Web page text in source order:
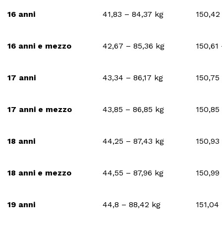
16 anni 41,83 – 84,37 kg
16 anni e mezzo 42,67 – 85,36 kg
17 anni 43,34 – 86,17 kg
17 anni e mezzo 43,85 – 86,85 kg
18 anni 44,25 – 87,43 kg
18 anni e mezzo 44,55 – 87,96 kg
19 anni 44,8 – 88,42 kg